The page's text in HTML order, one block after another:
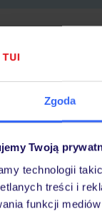
Zgoda
Twoją
technologii
treści i
funkcji
OFERTY